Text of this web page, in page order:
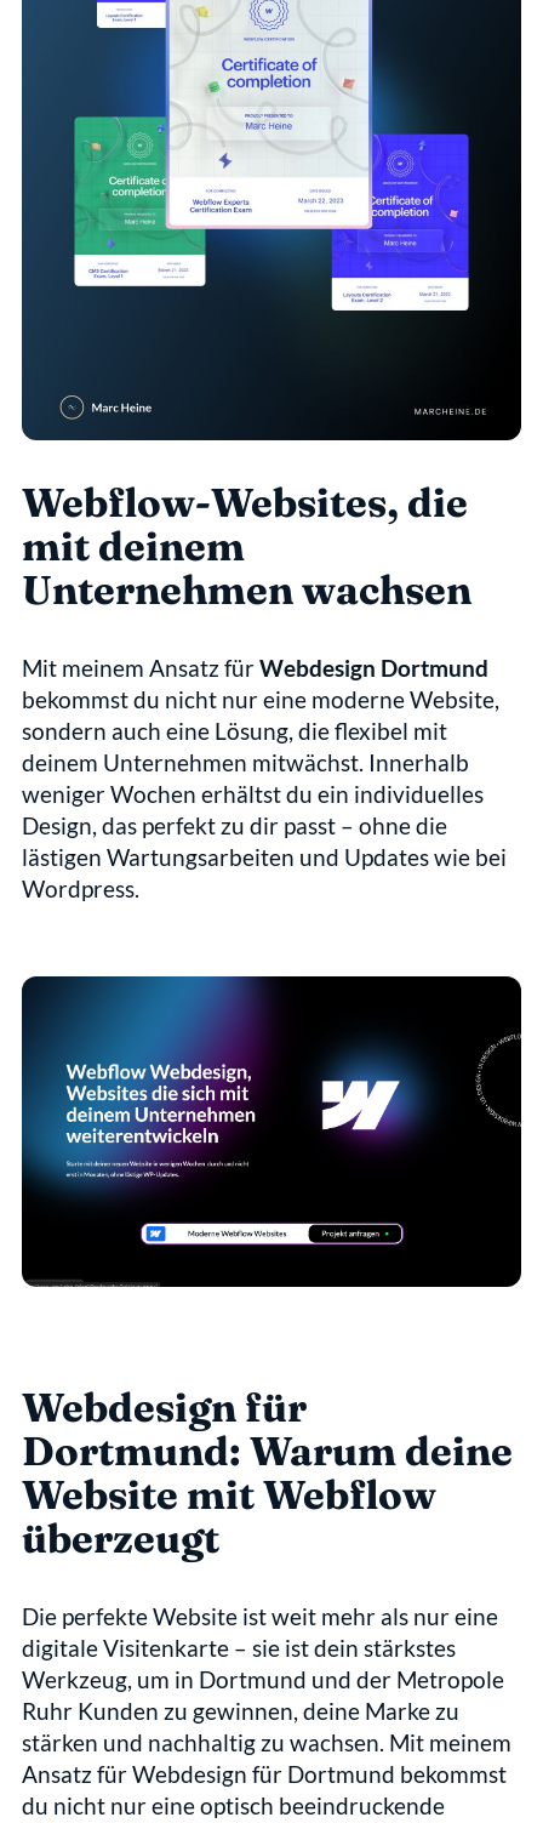
Webflow-Websites, die
mit deinem
Unternehmen wachsen
Mit meinem Ansatz für Webdesign Dortmund
bekommst du nicht nur eine moderne Website,
sondern auch eine Lösung, die flexibel mit
deinem Unternehmen mitwächst. Innerhalb
weniger Wochen erhältst du ein individuelles
Design, das perfekt zu dir passt – ohne die
lästigen Wartungsarbeiten und Updates wie bei
Wordpress.
Webdesign für
Dortmund: Warum deine
Website mit Webflow
überzeugt
Die perfekte Website ist weit mehr als nur eine
digitale Visitenkarte – sie ist dein stärkstes
Werkzeug, um in Dortmund und der Metropole
Ruhr Kunden zu gewinnen, deine Marke zu
stärken und nachhaltig zu wachsen. Mit meinem
Ansatz für Webdesign für Dortmund bekommst
du nicht nur eine optisch beeindruckende